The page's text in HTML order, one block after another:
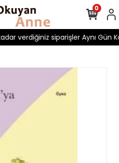
verdiğiniz siparişler Aynı Gün
0